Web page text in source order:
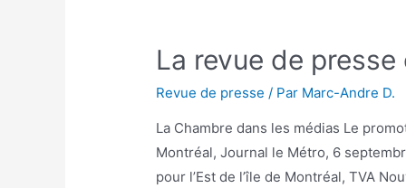
La revue de
Revue de presse / Par Marc-Andre D.
La Chambre dans les médias Le
Montréal, Journal le Métro, 6
pour l’Est de l’île de Montréal, TVA